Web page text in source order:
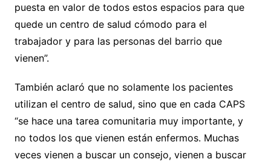
puesta en valor de todos estos espacios para que
quede un centro de salud cómodo para el
trabajador y para las personas del barrio que
vienen”.
También aclaró que no solamente los pacientes
utilizan el centro de salud, sino que en cada CAPS
“se hace una tarea comunitaria muy importante, y
no todos los que vienen están enfermos. Muchas
veces vienen a buscar un consejo, vienen a buscar